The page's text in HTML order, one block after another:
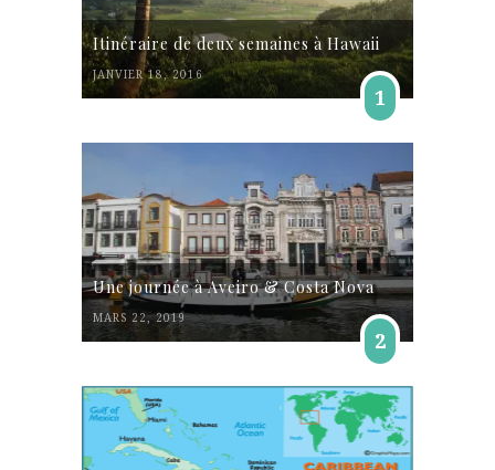
Itinéraire de deux semaines à Hawaii
JANVIER 18, 2016
1
Une journée à Aveiro & Costa Nova
MARS 22, 2019
2